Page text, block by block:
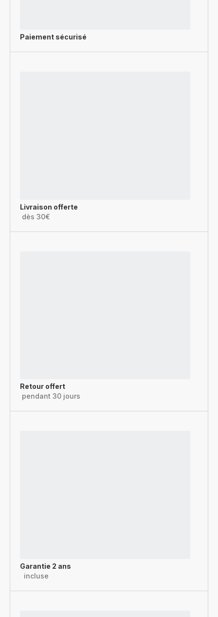
Paiement sécurisé
Livraison offerte
dès 30€
Retour offert
pendant 30 jours
Garantie 2 ans
incluse